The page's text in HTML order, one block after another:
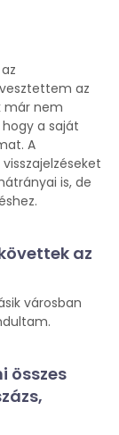
az
már nem
a saját
A
is, de
az
városban
összes